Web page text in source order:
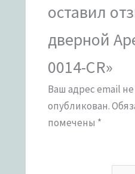
оставил
дверной
0014-CR»
Ваш адрес email
опубликован.
помечены *